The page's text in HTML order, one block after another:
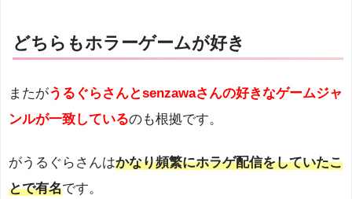
どちらもホラーゲームが好き
またがうるぐらさんとsenzawaさんの好きなゲームジャ
ンルが一致しているのも根拠です。
がうるぐらさんはかなり頻繁にホラゲ配信をしていたこ
とで有名です。